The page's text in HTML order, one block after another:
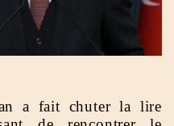
a fait chuter la lire